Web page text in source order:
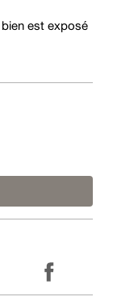
est exposé